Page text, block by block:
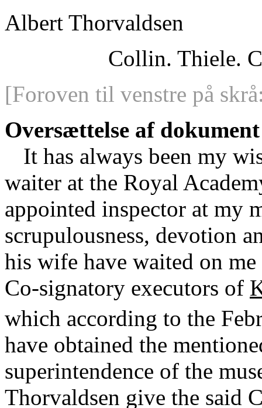
Albert Thorvaldsen
Collin. Thiele.
[Foroven til venstre på
Oversættelse af dokument
It has always been my
waiter at the Royal
appointed inspector at my
scrupulousness, devotion
his wife have waited on
Co-signatory executors of
which according to the
have obtained the
superintendence of the
Thorvaldsen give the said